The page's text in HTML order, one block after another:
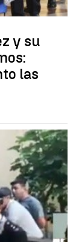
y su
las